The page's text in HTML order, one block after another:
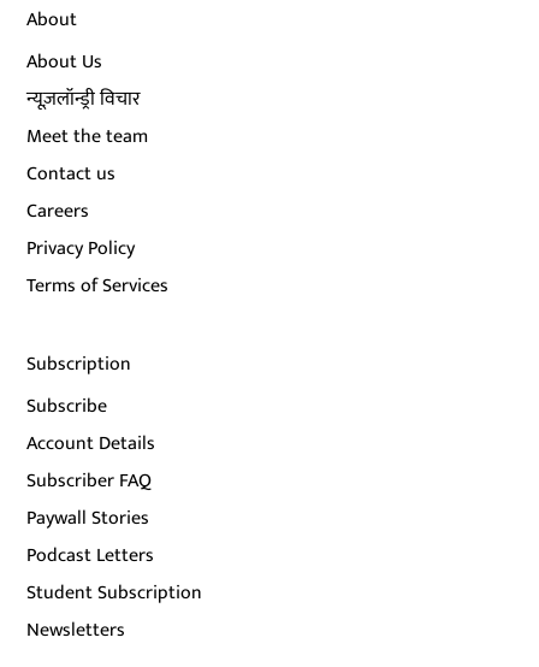
About
About Us
न्यूज़लॉन्ड्री विचार
Meet the team
Contact us
Careers
Privacy Policy
Terms of Services
Subscription
Subscribe
Account Details
Subscriber FAQ
Paywall Stories
Podcast Letters
Student Subscription
Newsletters